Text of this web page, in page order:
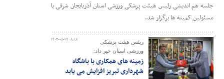
جلسه هم اندیشی رئیس هیئت پزشکی ورزشی استان آذربایجان شرقی با
مسئولین کمیته ها برگزار شد.
۱۴۰۲-۰۸-۱۷ ۰۸:۱۸
ریئس هیئت پزشکی
ورزشی استان خبر داد:
زمینه های همکاری با باشگاه
شهرداری تبریز افزایش می یابد